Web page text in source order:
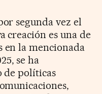
segunda vez el
creación es una de
en la mencionada
se ha
de políticas